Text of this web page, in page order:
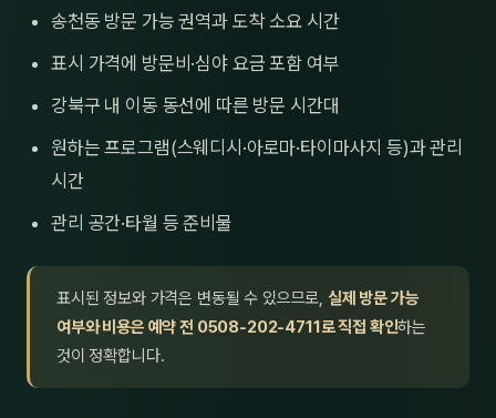
송천동 방문 가능 권역과 도착 소요 시간
표시 가격에 방문비·심야 요금 포함 여부
강북구 내 이동 동선에 따른 방문 시간대
원하는 프로그램(스웨디시·아로마·타이마사지 등)과 관리
시간
관리 공간·타월 등 준비물
표시된 정보와 가격은 변동될 수 있으므로, 실제 방문 가능
여부와 비용은 예약 전 0508-202-4711로 직접 확인하는
것이 정확합니다.